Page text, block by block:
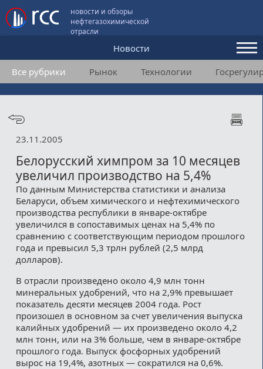
новости и обзоры
нефтегазохимической
отрасли
Новости
Аналитика и мнения
Конференции
Пользовательское соглашение
Медиакит
Контакты
Все рубрики Рынок Технологии
23.11.2005
Белорусский химпром за 10 месяцев
увеличил производство на 5,4%
По данным Министерства статистики и анализа
Беларуси, объем химического и нефтехимического
производства республики в январе-октябре
увеличился в сопоставимых ценах на 5,4% по
сравнению с соответствующим периодом прошлого
года и превысил 5,3 трлн рублей (2,5 млрд
долларов).
В отрасли произведено около 4,9 млн тонн
минеральных удобрений, что на 2,9% превышает
показатель десяти месяцев 2004 года. Рост
произошел в основном за счет увеличения выпуска
калийных удобрений — их произведено около 4,2
млн тонн, или на 3% больше, чем в январе-октябре
прошлого года. Выпуск фосфорных удобрений
вырос на 19,4%, азотных — сократился на 0,6%.